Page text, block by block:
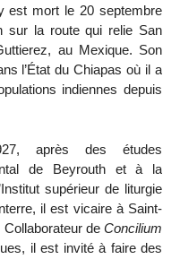
est mort le 20 septembre
sur la route qui relie San
au Mexique. Son
l’État du Chiapas où il a
indiennes depuis
après des études
de Beyrouth et à la
supérieur de liturgie
il est vicaire à Saint-
de Concilium
il est invité à faire des